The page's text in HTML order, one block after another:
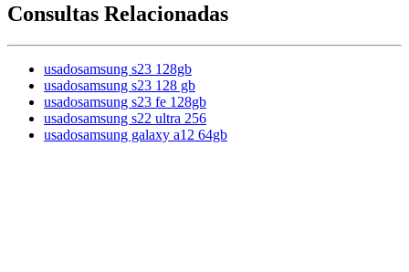
Consultas Relacionadas
usadosamsung s23 128gb
usadosamsung s23 128 gb
usadosamsung s23 fe 128gb
usadosamsung s22 ultra 256
usadosamsung galaxy a12 64gb